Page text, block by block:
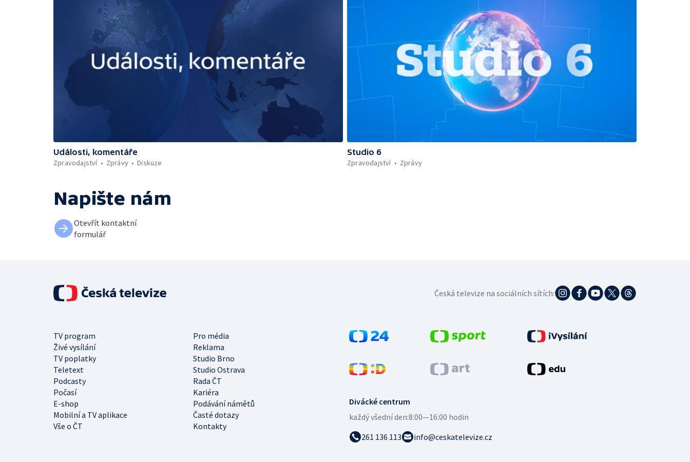
Události, komentáře
Zpravodajství
Zprávy Diskuze
Studio 6
Zpravodajství
Zprávy
Napište nám
Otevřít kontaktní
formulář
Divácké centrum
každý všední den:8:00—16:00 hodin
261 136 113
info@ceskatelevize.cz
TV program
Pro média
Živé vysílání
Reklama
TV poplatky
Studio Brno
Teletext
Studio Ostrava
Podcasty
Rada ČT
Počasí
Kariéra
E-shop
Podávání námětů
Mobilní a TV aplikace
Časté dotazy
Vše o ČT
Kontakty
Česká televize na sociálních sítích: